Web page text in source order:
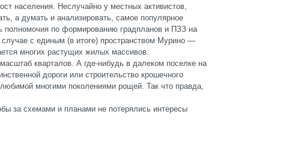
населения. Неслучайно у местных активистов,
а думать и анализировать, самое популярное
полномочия по формированию градпланов и ПЗЗ на
с единым (в итоге) пространством Мурино —
многих растущих жилых массивов.
кварталов. А где-нибудь в далеком поселке на
дороги или строительство крошечного
многими поколениями рощей. Так что правда,
за схемами и планами не потерялись интересы